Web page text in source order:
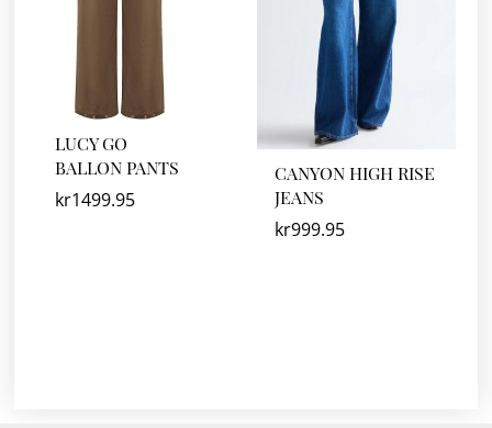
LUCY GO
BALLON PANTS
kr1499.95
CANYON HIGH RISE
JEANS
kr999.95